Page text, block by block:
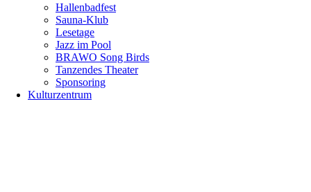
Hallenbadfest
Sauna-Klub
Lesetage
Jazz im Pool
BRAWO Song Birds
Tanzendes Theater
Sponsoring
Kulturzentrum